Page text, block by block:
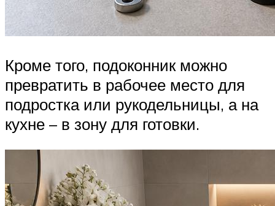
Кроме того, подоконник можно
превратить в рабочее место для
подростка или рукодельницы, а на
кухне – в зону для готовки.